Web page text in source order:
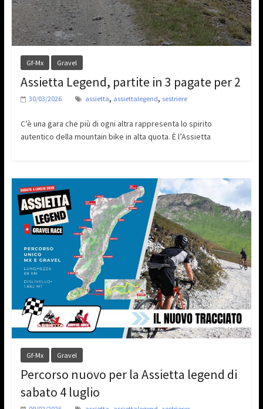
Gf-Mx Gravel
Assietta Legend, partite in 3 pagate per 2
30/03/2026 assietta, assiettalegend, sestriere
C’è una gara che più di ogni altra rappresenta lo spirito
autentico della mountain bike in alta quota. È l’Assietta
Gf-Mx Gravel
Percorso nuovo per la Assietta legend di
sabato 4 luglio